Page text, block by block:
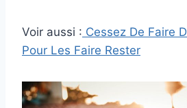
Voir aussi : Cessez De Faire
Pour Les Faire Rester